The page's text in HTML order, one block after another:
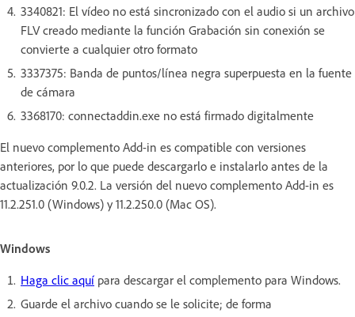
3340821: El vídeo no está sincronizado con el audio si un archivo
FLV creado mediante la función Grabación sin conexión se
convierte a cualquier otro formato
3337375: Banda de puntos/línea negra superpuesta en la fuente
de cámara
3368170: connectaddin.exe no está firmado digitalmente
El nuevo complemento Add-in es compatible con versiones
anteriores, por lo que puede descargarlo e instalarlo antes de la
actualización 9.0.2. La versión del nuevo complemento Add-in es
11.2.251.0 (Windows) y 11.2.250.0 (Mac OS).
Windows
Haga clic aquí para descargar el complemento para Windows.
Guarde el archivo cuando se le solicite; de forma